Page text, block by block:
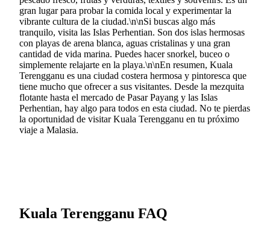
gran lugar para probar la comida local y experimentar la
vibrante cultura de la ciudad.\n\nSi buscas algo más
tranquilo, visita las Islas Perhentian. Son dos islas hermosas
con playas de arena blanca, aguas cristalinas y una gran
cantidad de vida marina. Puedes hacer snorkel, buceo o
simplemente relajarte en la playa.\n\nEn resumen, Kuala
Terengganu es una ciudad costera hermosa y pintoresca que
tiene mucho que ofrecer a sus visitantes. Desde la mezquita
flotante hasta el mercado de Pasar Payang y las Islas
Perhentian, hay algo para todos en esta ciudad. No te pierdas
la oportunidad de visitar Kuala Terengganu en tu próximo
viaje a Malasia.
Kuala Terengganu FAQ